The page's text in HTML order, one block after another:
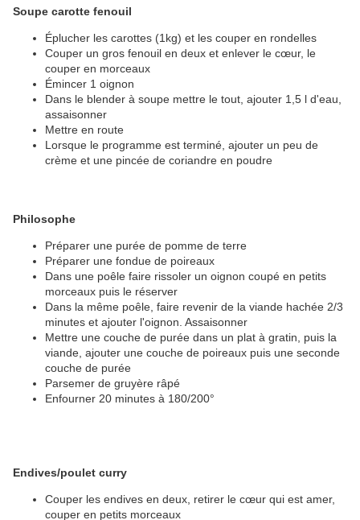
Soupe carotte fenouil
Éplucher les carottes (1kg) et les couper en rondelles
Couper un gros fenouil en deux et enlever le cœur, le
couper en morceaux
Émincer 1 oignon
Dans le blender à soupe mettre le tout, ajouter 1,5 l d'eau,
assaisonner
Mettre en route
Lorsque le programme est terminé, ajouter un peu de
crème et une pincée de coriandre en poudre
Philosophe
Préparer une purée de pomme de terre
Préparer une fondue de poireaux
Dans une poêle faire rissoler un oignon coupé en petits
morceaux puis le réserver
Dans la même poêle, faire revenir de la viande hachée 2/3
minutes et ajouter l'oignon. Assaisonner
Mettre une couche de purée dans un plat à gratin, puis la
viande, ajouter une couche de poireaux puis une seconde
couche de purée
Parsemer de gruyère râpé
Enfourner 20 minutes à 180/200°
Endives/poulet curry
Couper les endives en deux, retirer le cœur qui est amer,
couper en petits morceaux